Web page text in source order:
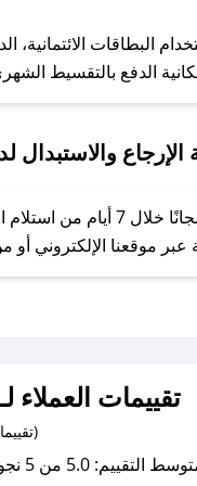
على كوبونات
الائتمانية،
يحرص سالس للوجبات على توفير تجربة تسوق آمنة ومريحة
تقييمات
(0 تقييمات)
التقييم: 5.0 من 5 نجوم بواسطة 0 مستخدمين